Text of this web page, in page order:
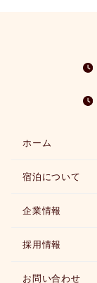
ホーム
宿泊について
企業情報
採用情報
お問い合わせ